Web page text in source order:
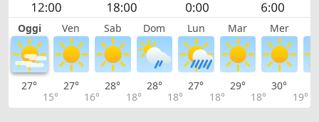
Oggi Ven Sab Dom Lun Mar Mer
27°
15°
27°
16°
28°
18°
28°
18°
27°
18°
29°
18°
30°
19°